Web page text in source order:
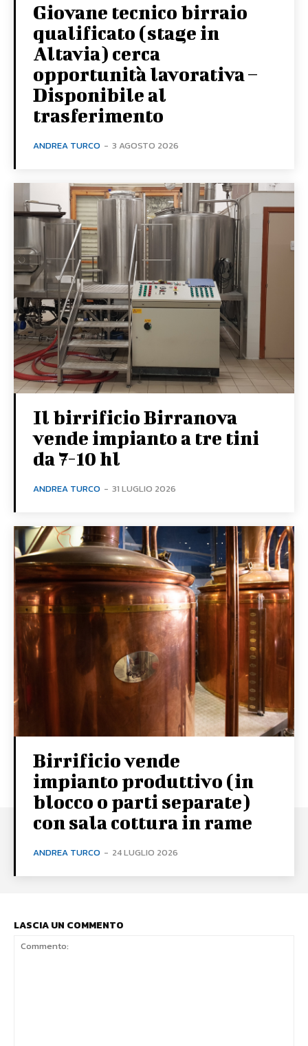
Giovane tecnico birraio
qualificato (stage in
Altavia) cerca
opportunità lavorativa –
Disponibile al
trasferimento
ANDREA TURCO - 3 AGOSTO 2026
Il birrificio Birranova
vende impianto a tre tini
da 7-10 hl
ANDREA TURCO - 31 LUGLIO 2026
Birrificio vende
impianto produttivo (in
blocco o parti separate)
con sala cottura in rame
ANDREA TURCO - 24 LUGLIO 2026
LASCIA UN COMMENTO